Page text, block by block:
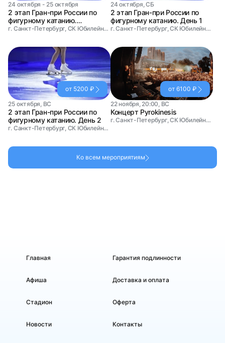
24 октября - 25 октября
2 этап Гран-при России по
фигурному катанию.
Абонемент на два дня
г. Санкт-Петербург, СК Юбилейный
24 октября, СБ
2 этап Гран-при России по
фигурному катанию. День 1
г. Санкт-Петербург, СК Юбилейный
от 5200 ₽
25 октября, ВС
2 этап Гран-при России по
фигурному катанию. День 2
г. Санкт-Петербург, СК Юбилейный
от 6100 ₽
22 ноября, 20:00, ВС
Концерт Pyrokinesis
г. Санкт-Петербург, СК Юбилейный
Ко всем мероприятиям
Главная
Афиша
Стадион
Новости
Гарантия подлинности
Доставка и оплата
Оферта
Контакты